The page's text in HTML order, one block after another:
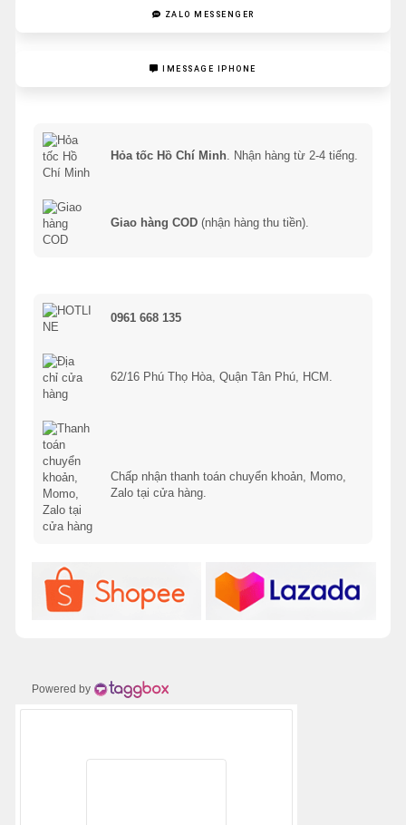
ZALO MESSENGER
IMESSAGE IPHONE
Hỏa tốc Hồ Chí Minh. Nhận hàng từ 2-4 tiếng.
Giao hàng COD (nhận hàng thu tiền).
0961 668 135
62/16 Phú Thọ Hòa, Quận Tân Phú, HCM.
Chấp nhận thanh toán chuyển khoản, Momo,
Zalo tại cửa hàng.
Powered by